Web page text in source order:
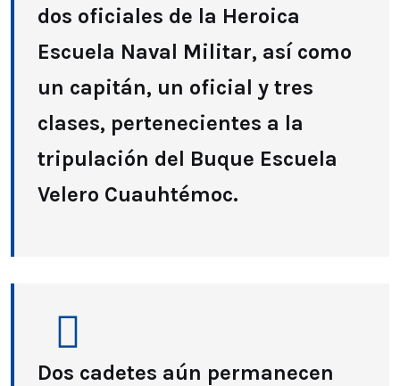
dos oficiales de la Heroica
Escuela Naval Militar, así como
un capitán, un oficial y tres
clases, pertenecientes a la
tripulación del Buque Escuela
Velero Cuauhtémoc.
Dos cadetes aún permanecen